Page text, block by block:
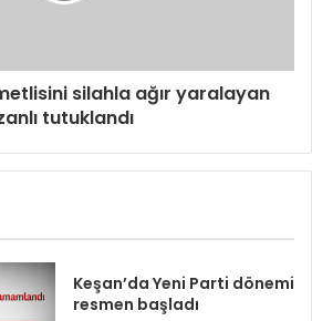
silahla ağır yaralayan
tutuklandı
Keşan’da Yeni Parti dönemi
resmen başladı